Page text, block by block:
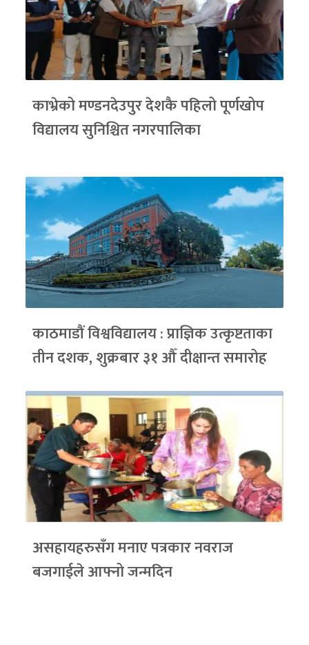
काभ्रेको मण्डनदेउपुर देशकै पहिलो पूर्णखोप
विद्यालय सुनिश्चित नगरपालिका
काठमाडौं विश्वविद्यालय : प्राज्ञिक उत्कृष्टताका
तीन दशक, शुक्रबार ३१ औँ दीक्षान्त समारोह
असहायहरुसँग मनाए पत्रकार नवराज
बजगाईले आफ्नो जन्मदिन